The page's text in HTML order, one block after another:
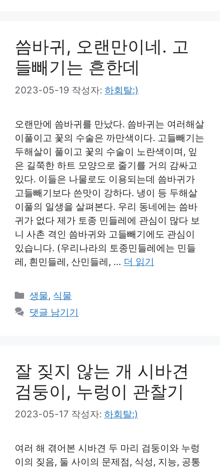
씀바귀, 오랜만이네. 고
들빼기는 흔한데
2023-05-19 작성자: 하회탈:)
오랜만에 씀바귀를 만났다. 씀바귀는 여러해살
이풀이고 꽃의 수술은 까만색이다. 고들빼기는
두해살이 풀이고 꽃의 수술이 노란색이며, 잎
은 길쭉한 하트 모양으로 줄기를 거의 감싸고
있다. 이들은 나물로도 이용되는데 씀바귀가
고들빼기보다 쓴맛이 강하다. 냉이 등 두해살
이풀의 일생을 살펴본다. 우리 동네에는 씀바
귀가 없다 제가 토종 민들레에 관심이 많다 보
니 사촌 격인 씀바귀와 고들빼기에도 관심이
있습니다. (우리나라의 토종민들레에는 민들
레, 흰민들레, 산민들레, … 더 읽기
카
테
고
생물, 식물
댓글 남기기
잘 짖지 않는 개 시바견
검둥이, 누렁이 관찰기
2023-05-17 작성자: 하회탈:)
여러 해 겪어본 시바견 두 마리 검둥이와 누렁
이의 짖음, 둘 사이의 문제점, 식성, 지능, 공통